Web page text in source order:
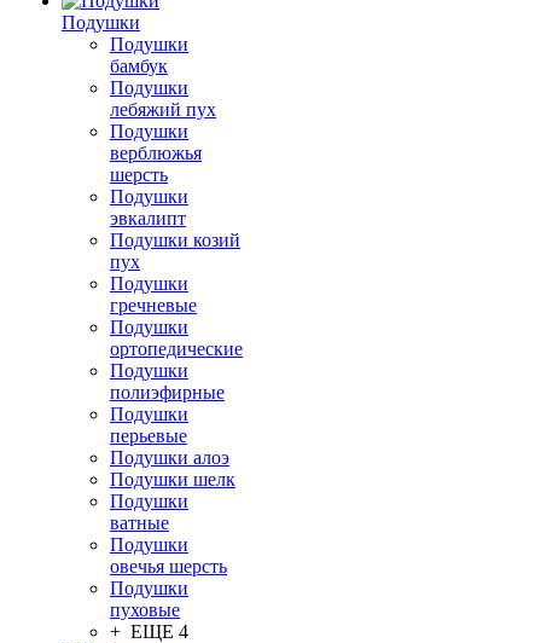
Подушки
Подушки
бамбук
Подушки
лебяжий пух
Подушки
верблюжья
шерсть
Подушки
эвкалипт
Подушки козий
пух
Подушки
гречневые
Подушки
ортопедические
Подушки
полиэфирные
Подушки
перьевые
Подушки алоэ
Подушки шелк
Подушки
ватные
Подушки
овечья шерсть
Подушки
пуховые
+ ЕЩЕ 4